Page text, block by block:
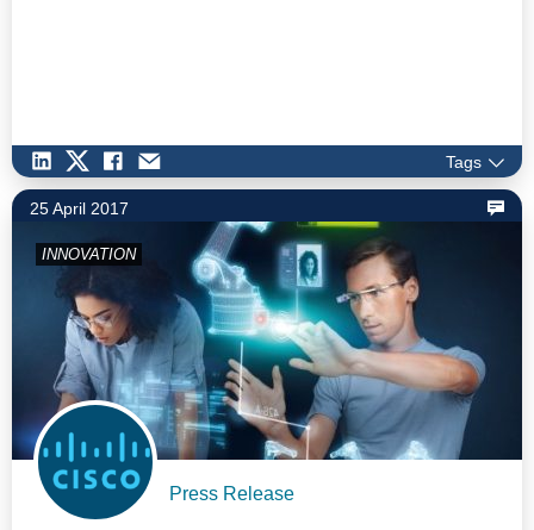
Tags
25 April 2017
INNOVATION
Press Release